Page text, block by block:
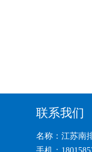
联系我们
名称：江苏南